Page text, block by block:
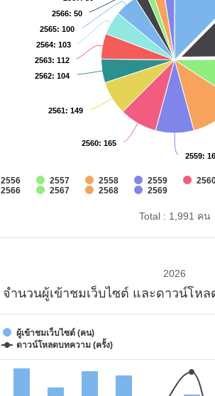
2559:
2559:
2560: 165
2560: 165
2561: 149
2561: 149
2562: 104
2562: 104
2563: 112
2563: 112
2564: 103
2564: 103
2565: 100
2565: 100
2566: 50
2566: 50
2556 2557 2558 2559
2566 2567 2568 2569
Total : 1,991 คน
2026
จำนวนผู้เข้าชมเว็บไซต์ และดาวน์โห
ผู้เข้าชมเว็บไซต์ (คน)
ดาวน์โหลดบทความ (ครั้ง)